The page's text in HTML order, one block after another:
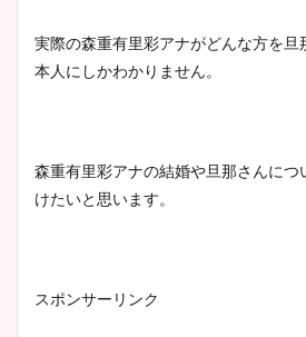
実際の森重有里彩アナがどんな方を旦
本人にしかわかりません。
森重有里彩アナの結婚や旦那さんにつ
けたいと思います。
スポンサーリンク